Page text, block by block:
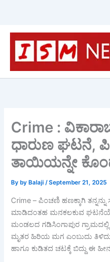
Skip
content
Crime :
ಧಾರುಣ ಘಟನೆ,
ತಾಯಿಯನ್ನೇ
By by Balaji/September 21, 2025
Crime – ಪಿಂಚಣಿ ಹಣಕ್ಕಾಗಿ
ಮಾಡಿದಂತಹ ಮನಕಲಕುವ
ಮಂಡಲದ ಗಡಿಸಿಂಗಾಪುರ
ಮೃತರ ಹಿರಿಯ ಮಗ ಎಂಬುದು
ಹಾಗೂ ಕುಡಿತದ ಚಟಕ್ಕೆ ಬಿದ್ದು ಈ ಹೀನ